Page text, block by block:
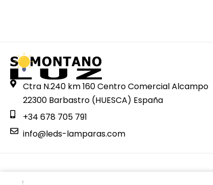
Ctra N.240 km 160 Centro Comercial Alcampo
22300 Barbastro (HUESCA) España
+34 678 705 791
info@leds-lamparas.com
Esta web está financiada por la Unión Europea - Next